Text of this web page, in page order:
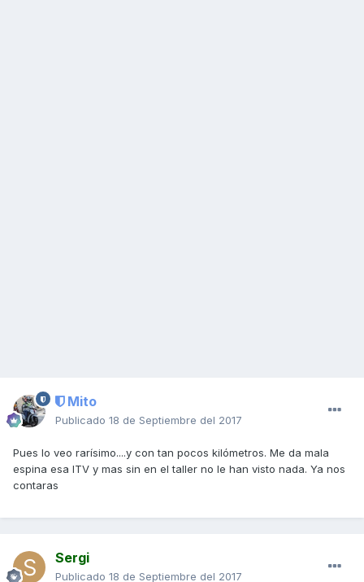
Mito
Publicado 18 de Septiembre del 2017
Pues lo veo rarísimo....y con tan pocos kilómetros. Me da mala
espina esa ITV y mas sin en el taller no le han visto nada. Ya nos
contaras
Sergi
Publicado 18 de Septiembre del 2017